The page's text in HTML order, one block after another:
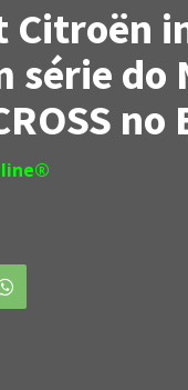
Citroën
série do
no